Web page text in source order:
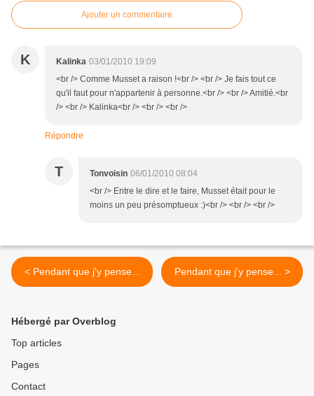
Ajouter un commentaire
K Kalinka 03/01/2010 19:09
<br /> Comme Musset a raison !<br /> <br /> Je fais tout ce
qu'il faut pour n'appartenir à personne.<br /> <br /> Amitié.<br
/> <br /> Kalinka<br /> <br /> <br />
Répondre
T Tonvoisin 06/01/2010 08:04
<br /> Entre le dire et le faire, Musset était pour le
moins un peu présomptueux :)<br /> <br /> <br />
< Pendant que j'y pense... Pendant que j'y pense... >
Hébergé par Overblog
Top articles
Pages
Contact